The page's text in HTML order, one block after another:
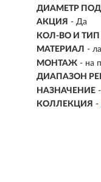
ДИАМЕТР
АКЦИЯ - Да
КОЛ-ВО И
МАТЕРИАЛ -
МОНТАЖ - на
ДИАПАЗОН
НАЗНАЧЕНИЕ -
КОЛЛЕКЦИЯ -